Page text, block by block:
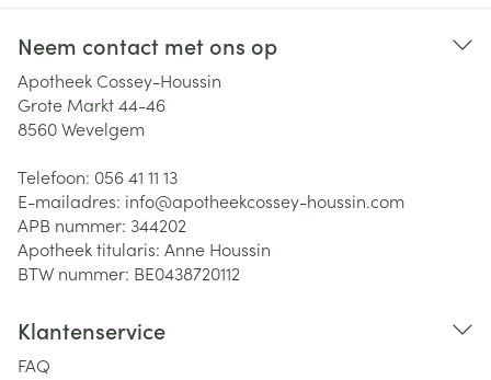
Neem contact met ons op
Apotheek Cossey-Houssin
Grote Markt 44-46
8560Wevelgem
Telefoon: 056 41 11 13
E-mailadres: info@apotheekcossey-houssin.com
APB nummer: 344202
Apotheek titularis: Anne Houssin
BTW nummer: BE0438720112
Klantenservice
FAQ